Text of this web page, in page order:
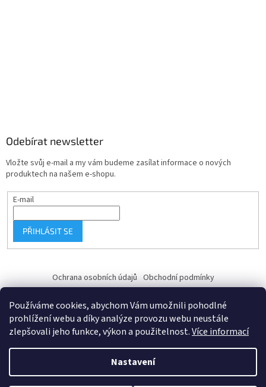
Používáme cookies, abychom Vám umožnili pohodlné
prohlížení webu a díky analýze provozu webu neustále
zlepšovali jeho funkce, výkon a použitelnost.Více informací
Nastavení
Odebírat newsletter
Vložte svůj e-mail a my vám budeme zasílat informace o nových
produktech na našem e-shopu.
E-mail
PŘIHLÁSIT SE
Ochrana osobních údajů Obchodní podmínky